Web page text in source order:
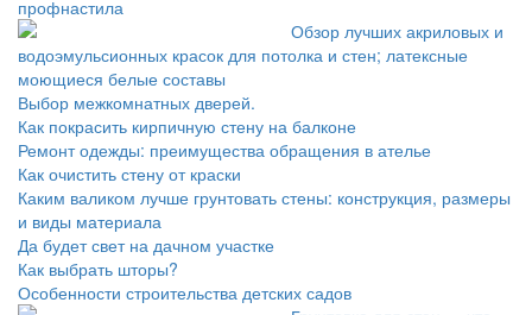
профнастила
Обзор лучших акриловых и
водоэмульсионных красок для потолка и стен; латексные
моющиеся белые составы
Выбор межкомнатных дверей.
Как покрасить кирпичную стену на балконе
Ремонт одежды: преимущества обращения в ателье
Как очистить стену от краски
Каким валиком лучше грунтовать стены: конструкция, размеры
и виды материала
Да будет свет на дачном участке
Как выбрать шторы?
Особенности строительства детских садов